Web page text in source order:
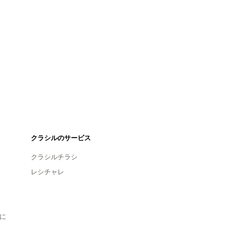
クラシルのサービス
クラシルチラシ
レシチャレ